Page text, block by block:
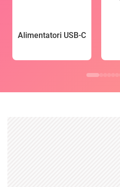
Alimentatori USB-C